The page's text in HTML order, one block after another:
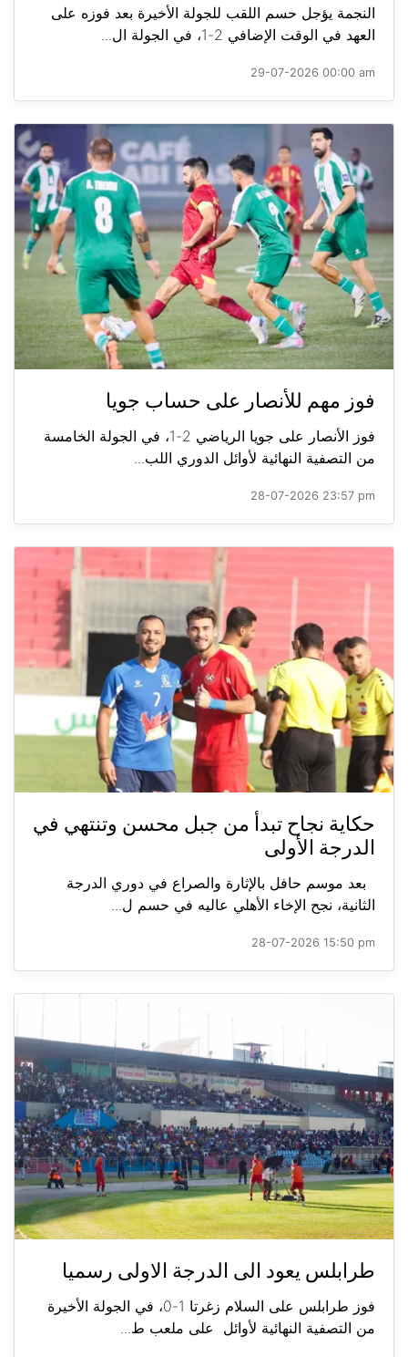
النجمة يؤجل حسم اللقب للجولة الأخيرة بعد فوزه على
العهد في الوقت الإضافي 2-1، في الجولة ال...
29-07-2026 00:00 am
فوز مهم للأنصار على حساب جويا
فوز الأنصار على جويا الرياضي 2-1، في الجولة الخامسة
من التصفية النهائية لأوائل الدوري اللب...
28-07-2026 23:57 pm
حكاية نجاح تبدأ من جبل محسن وتنتهي في
الدرجة الأولى
بعد موسم حافل بالإثارة والصراع في دوري الدرجة
الثانية، نجح الإخاء الأهلي عاليه في حسم ل...
28-07-2026 15:50 pm
طرابلس يعود الى الدرجة الاولى رسميا
فوز طرابلس على السلام زغرتا 1-0، في الجولة الأخيرة
من التصفية النهائية لأوائل على ملعب ط...